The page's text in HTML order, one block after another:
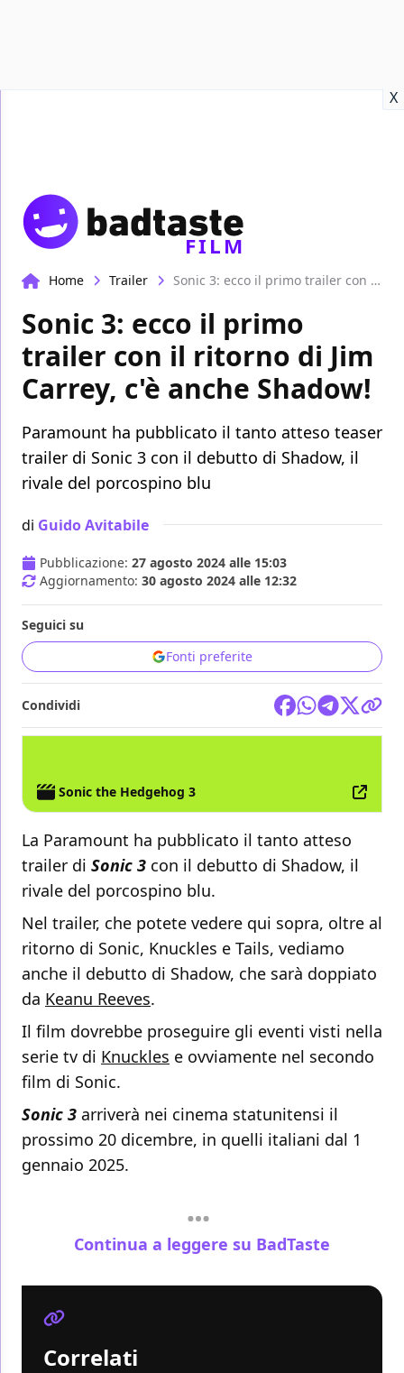
X
FILM
Home Trailer Sonic 3: ecco il primo trailer con il ritorno di Jim Carrey, c'è anche Shadow!
Sonic 3: ecco il primo
trailer con il ritorno di Jim
Carrey, c'è anche Shadow!
Paramount ha pubblicato il tanto atteso teaser
trailer di Sonic 3 con il debutto di Shadow, il
rivale del porcospino blu
di Guido Avitabile
Pubblicazione: 27 agosto 2024 alle 15:03
Aggiornamento: 30 agosto 2024 alle 12:32
Seguici su
Fonti preferite
Condividi
Sonic the Hedgehog 3
La Paramount ha pubblicato il tanto atteso
trailer di Sonic 3 con il debutto di Shadow, il
rivale del porcospino blu.
Nel trailer, che potete vedere qui sopra, oltre al
ritorno di Sonic, Knuckles e Tails, vediamo
anche il debutto di Shadow, che sarà doppiato
da Keanu Reeves.
Il film dovrebbe proseguire gli eventi visti nella
serie tv di Knuckles e ovviamente nel secondo
film di Sonic.
Sonic 3 arriverà nei cinema statunitensi il
prossimo 20 dicembre, in quelli italiani dal 1
gennaio 2025.
Continua a leggere su BadTaste
Correlati